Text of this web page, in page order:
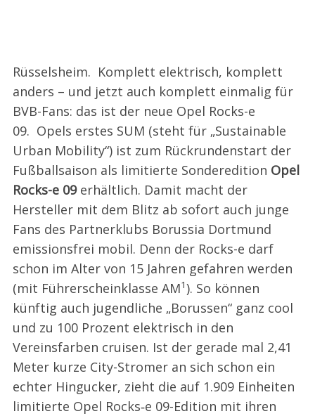
Rüsselsheim. Komplett elektrisch, komplett
anders – und jetzt auch komplett einmalig für
BVB-Fans: das ist der neue Opel Rocks-e
09. Opels erstes SUM (steht für „Sustainable
Urban Mobility“) ist zum Rückrundenstart der
Fußballsaison als limitierte Sonderedition Opel
Rocks-e 09erhältlich. Damit macht der
Hersteller mit dem Blitz ab sofort auch junge
Fans des Partnerklubs Borussia Dortmund
emissionsfrei mobil. Denn der Rocks-e darf
schon im Alter von 15 Jahren gefahren werden
(mit Führerscheinklasse AM1). So können
künftig auch jugendliche „Borussen“ ganz cool
und zu 100 Prozent elektrisch in den
Vereinsfarben cruisen. Ist der gerade mal 2,41
Meter kurze City-Stromer an sich schon ein
echter Hingucker, zieht die auf 1.909 Einheiten
limitierte Opel Rocks‑e 09-Edition mit ihren